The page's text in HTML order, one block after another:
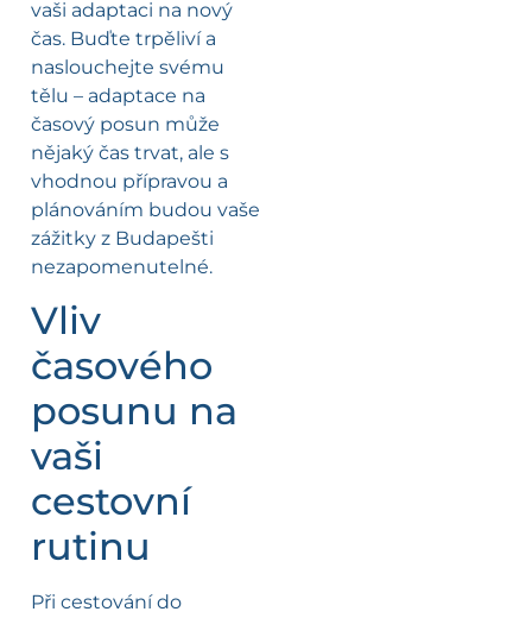
vaši adaptaci na nový
čas. Buďte trpěliví a
naslouchejte svému
tělu – adaptace na
časový posun může
nějaký čas trvat, ale s
vhodnou přípravou a
plánováním budou vaše
zážitky z Budapešti
nezapomenutelné.
Vliv
časového
posunu na
vaši
cestovní
rutinu
Při cestování do